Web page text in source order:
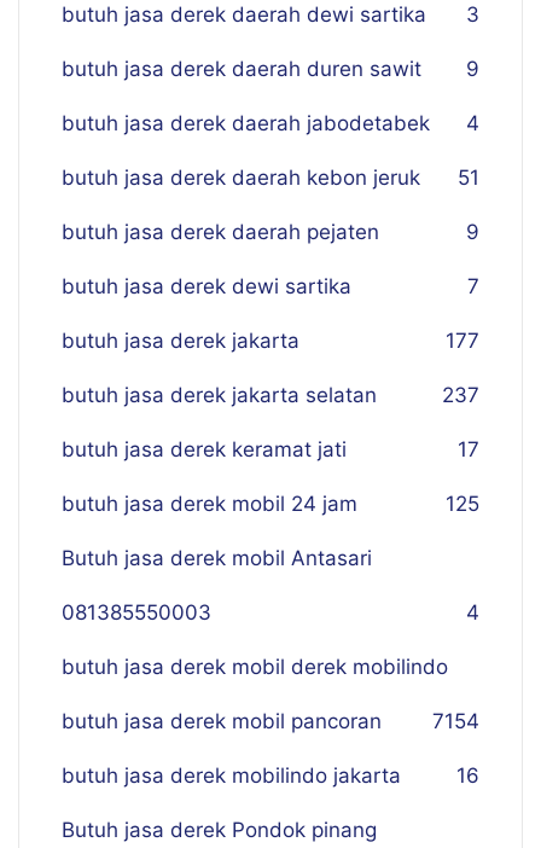
butuh jasa derek daerah dewi sartika 3
butuh jasa derek daerah duren sawit 9
butuh jasa derek daerah jabodetabek 4
butuh jasa derek daerah kebon jeruk 51
butuh jasa derek daerah pejaten 9
butuh jasa derek dewi sartika 7
butuh jasa derek jakarta 177
butuh jasa derek jakarta selatan 237
butuh jasa derek keramat jati 17
butuh jasa derek mobil 24 jam 125
Butuh jasa derek mobil Antasari
081385550003 4
butuh jasa derek mobil derek mobilindo
154
butuh jasa derek mobil pancoran 7
butuh jasa derek mobilindo jakarta 16
Butuh jasa derek Pondok pinang